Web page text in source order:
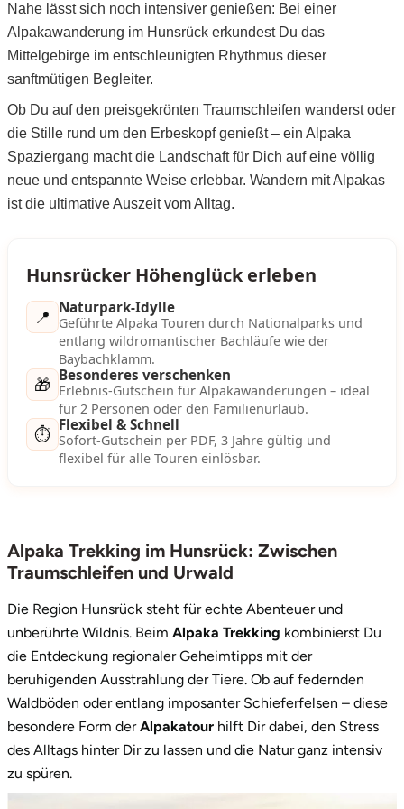
3. Deine Freiheit: Flexible Wertgutscheine
4. Entdecke noch mehr im Hunsrück
Nahe lässt sich noch intensiver genießen: Bei einer
Alpakawanderung im Hunsrück erkundest Du das
Mittelgebirge im entschleunigten Rhythmus dieser
sanftmütigen Begleiter.
Ob Du auf den preisgekrönten Traumschleifen wanderst oder
die Stille rund um den Erbeskopf genießt – ein Alpaka
Spaziergang macht die Landschaft für Dich auf eine völlig
neue und entspannte Weise erlebbar. Wandern mit Alpakas
ist die ultimative Auszeit vom Alltag.
Hunsrücker Höhenglück erleben
📍 Naturpark-Idylle
Geführte Alpaka Touren durch Nationalparks und
entlang wildromantischer Bachläufe wie der
Baybachklamm.
🎁 Besonderes verschenken
Erlebnis-Gutschein für Alpakawanderungen – ideal
für 2 Personen oder den Familienurlaub.
⏱️ Flexibel & Schnell
Sofort-Gutschein per PDF, 3 Jahre gültig und
flexibel für alle Touren einlösbar.
Alpaka Trekking im Hunsrück: Zwischen
Traumschleifen und Urwald
Die Region Hunsrück steht für echte Abenteuer und
unberührte Wildnis. Beim Alpaka Trekking kombinierst Du
die Entdeckung regionaler Geheimtipps mit der
beruhigenden Ausstrahlung der Tiere. Ob auf federnden
Waldböden oder entlang imposanter Schieferfelsen – diese
besondere Form derAlpakatour hilft Dir dabei, den Stress
des Alltags hinter Dir zu lassen und die Natur ganz intensiv
zu spüren.
Mettingen
Moers
Mönchengladbach
München
Nagold
Neckarsulm
Nesselwang
Neumünster
Nürnberg
Odenwald
Oder-Spree
Oldenburg
Osnabrück